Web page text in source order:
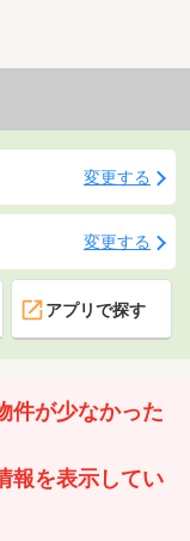
変更する
変更する
アプリで探す
件が少なかった
報を表示してい